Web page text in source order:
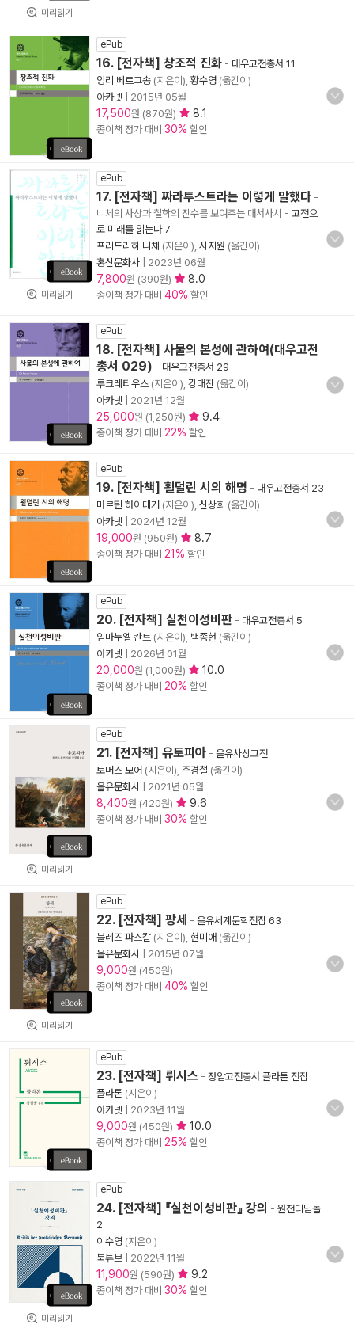
미리읽기
ePub
16. [전자책] 창조적 진화 - 대우고전총서 11
앙리 베르그송 (지은이), 황수영 (옮긴이)
아카넷
2015년 05월
17,500원 (870원) 8.1
종이책 정가 대비 30% 할인
미리읽기
ePub
17. [전자책] 짜라투스트라는 이렇게 말했다 -
니체의 사상과 철학의 진수를 보여주는 대서사시 - 고전으
로 미래를 읽는다 7
프리드리히 니체 (지은이), 사지원 (옮긴이)
홍신문화사
2023년 06월
7,800원 (390원) 8.0
종이책 정가 대비 40% 할인
ePub
18. [전자책] 사물의 본성에 관하여(대우고전
총서 029) - 대우고전총서 29
루크레티우스 (지은이), 강대진 (옮긴이)
아카넷
2021년 12월
25,000원 (1,250원) 9.4
종이책 정가 대비 22% 할인
ePub
19. [전자책] 횔덜린 시의 해명 - 대우고전총서 23
마르틴 하이데거 (지은이), 신상희 (옮긴이)
아카넷
2024년 12월
19,000원 (950원) 8.7
종이책 정가 대비 21% 할인
ePub
20. [전자책] 실천이성비판 - 대우고전총서 5
임마누엘 칸트 (지은이), 백종현 (옮긴이)
아카넷
2026년 01월
20,000원 (1,000원) 10.0
종이책 정가 대비 20% 할인
미리읽기
ePub
21. [전자책] 유토피아 - 을유사상고전
토머스 모어 (지은이), 주경철 (옮긴이)
을유문화사
2021년 05월
8,400원 (420원) 9.6
종이책 정가 대비 30% 할인
미리읽기
ePub
22. [전자책] 팡세 - 을유세계문학전집 63
블레즈 파스칼 (지은이), 현미애 (옮긴이)
을유문화사
2015년 07월
9,000원 (450원)
종이책 정가 대비 40% 할인
ePub
23. [전자책] 뤼시스 - 정암고전총서 플라톤 전집
플라톤 (지은이)
아카넷
2023년 11월
9,000원 (450원) 10.0
종이책 정가 대비 25% 할인
미리읽기
ePub
24. [전자책] 『실천이성비판』 강의 - 원전디딤돌
2
이수영 (지은이)
북튜브
2022년 11월
11,900원 (590원) 9.2
종이책 정가 대비 30% 할인